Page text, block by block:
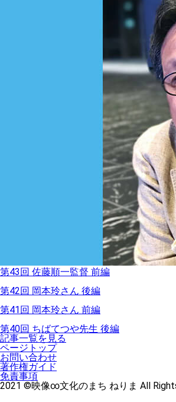
第43回 佐藤順一監督 前編
第42回 岡本玲さん 後編
第41回 岡本玲さん 前編
第40回 ちばてつや先生 後編
記事一覧を見る
ページトップ
お問い合わせ
著作権ガイド
免責事項
2021 ©映像∞文化のまち ねりま All